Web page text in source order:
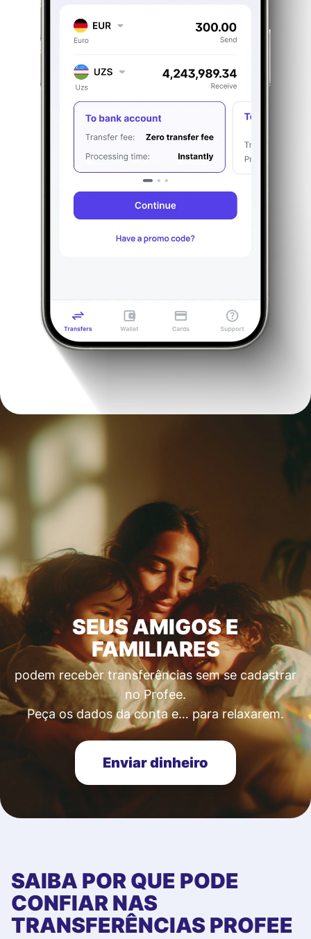
SEUS AMIGOS E
FAMILIARES
podem receber transferências sem se cadastrar
no Profee.
Peça os dados da conta e… para relaxarem.
Enviar dinheiro
SAIBA POR QUE PODE
CONFIAR NAS
TRANSFERÊNCIAS PROFEE